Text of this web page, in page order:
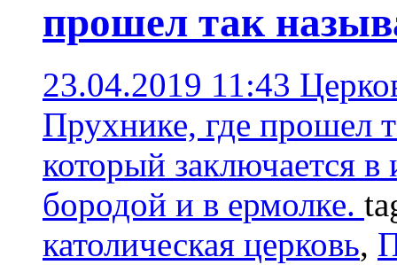
прошел так
23.04.2019 11:43
Прухнике, где прошел
который заключается
бородой и в ермолке.
католическая церковь,